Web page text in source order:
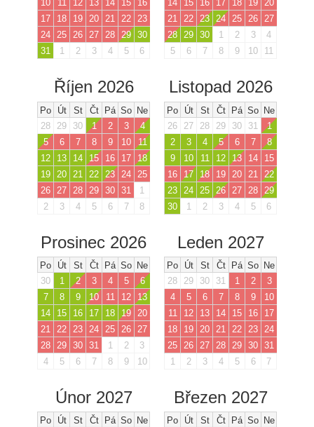
10 11 12 13 14 15
16
17
18 19 20 21 22 23
24 25 26 27 28 29 30
31
1 2 3 4 5 6
14 15 16 17 18 19 20
21 22 23 24 25 26 27
28 29 30 1 2 3
4
5
6 7 8 9 10 11
Říjen 2026
Po Út St Čt Pá So Ne
28
29 30 1 2 3
4
5
6 7 8 9 10
11
12
13 14 15 16 17
18
19
20 21 22 23 24
25
26
27 28 29 30 31
1
2
3 4 5 6 7 8
Listopad 2026
Po Út St Čt Pá So Ne
26
27 28 29 30 31
1
2
3 4 5 6 7
8
9
10 11 12 13 14
15
16
17 18 19 20 21
22
23
24 25 26 27 28
29
30
1 2 3 4 5 6
Prosinec 2026
Po Út St Čt Pá So Ne
30
1 2 3 4 5
6
7
8 9 10 11 12
13
14
15 16 17 18 19
20
21
22 23 24 25 26
27
28
29 30 31 1 2
3
4
5 6 7 8 9 10
Leden 2027
Po Út St Čt Pá So Ne
28
29 30 31 1 2
3
4
5 6 7 8 9
10
11
12 13 14 15 16
17
18
19 20 21 22 23
24
25
26 27 28 29 30 31
1
2 3 4 5 6 7
Únor 2027
Po Út St Čt Pá So Ne
Březen 2027
Po Út St Čt Pá So Ne